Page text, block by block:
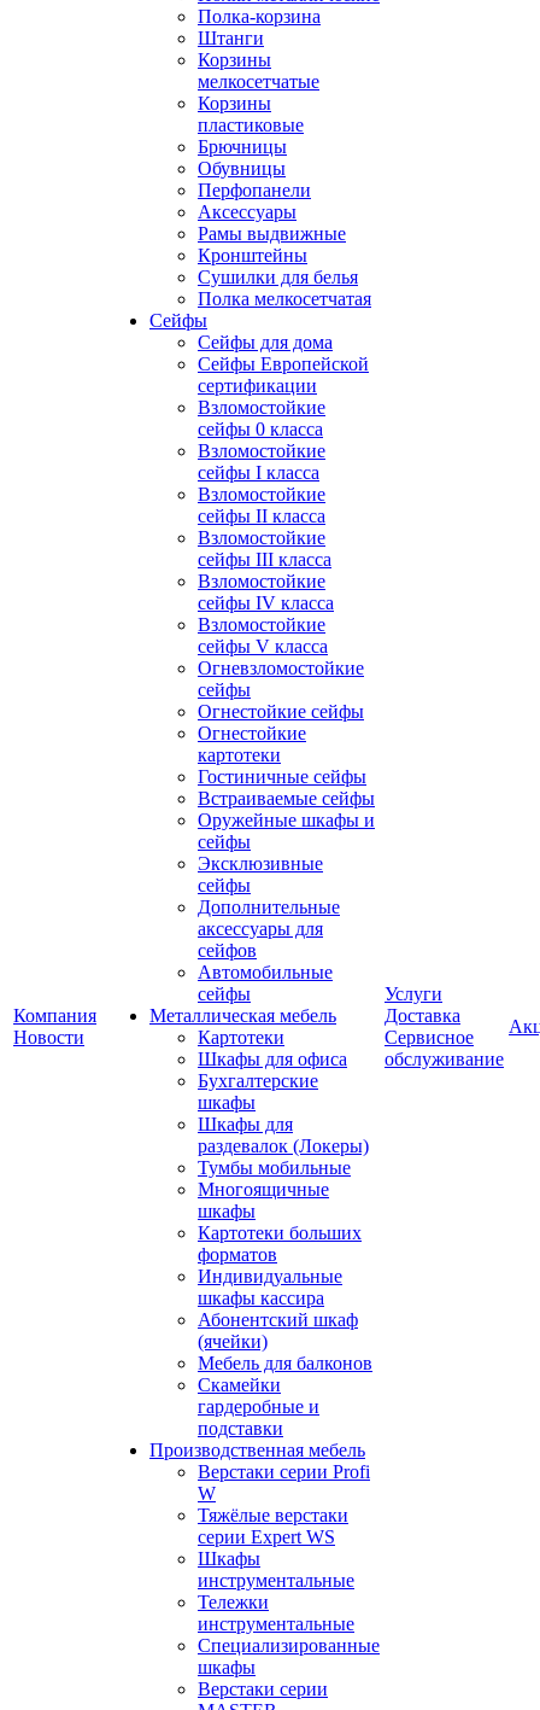
Компания
Новости
Полка-корзина
Штанги
Корзины
мелкосетчатые
Корзины
пластиковые
Брючницы
Обувницы
Перфопанели
Аксессуары
Рамы выдвижные
Кронштейны
Сушилки для белья
Полка мелкосетчатая
Сейфы
Сейфы для дома
Сейфы Европейской
сертификации
Взломостойкие
сейфы 0 класса
Взломостойкие
сейфы I класса
Взломостойкие
сейфы II класса
Взломостойкие
сейфы III класса
Взломостойкие
сейфы IV класса
Взломостойкие
сейфы V класса
Огневзломостойкие
сейфы
Огнестойкие сейфы
Огнестойкие
картотеки
Гостиничные сейфы
Встраиваемые сейфы
Оружейные шкафы и
сейфы
Эксклюзивные
сейфы
Дополнительные
аксессуары для
сейфов
Автомобильные
сейфы
Металлическая мебель
Картотеки
Шкафы для офиса
Бухгалтерские
шкафы
Шкафы для
раздевалок (Локеры)
Тумбы мобильные
Многоящичные
шкафы
Картотеки больших
форматов
Индивидуальные
шкафы кассира
Абонентский шкаф
(ячейки)
Мебель для балконов
Скамейки
гардеробные и
подставки
Производственная мебель
Верстаки серии Profi
W
Тяжёлые верстаки
серии Expert WS
Шкафы
инструментальные
Тележки
инструментальные
Cпециализированные
шкафы
Верстаки серии
Услуги
Доставка
Сервисное
обслуживание